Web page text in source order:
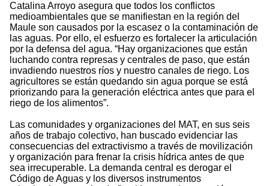
Catalina Arroyo asegura que todos los conflictos
medioambientales que se manifiestan en la región del
Maule son causados por la escasez o la contaminación de
las aguas. Por ello, el esfuerzo es fortalecer la articulación
por la defensa del agua. “Hay organizaciones que están
luchando contra represas y centrales de paso, que están
invadiendo nuestros ríos y nuestro canales de riego. Los
agricultores se están quedando sin agua porque se está
priorizando para la generación eléctrica antes que para el
riego de los alimentos”.
Las comunidades y organizaciones del MAT, en sus seis
años de trabajo colectivo, han buscado evidenciar las
consecuencias del extractivismo a través de movilización
y organización para frenar la crisis hídrica antes de que
sea irrecuperable. La demanda central es derogar el
Código de Aguas y los diversos instrumentos